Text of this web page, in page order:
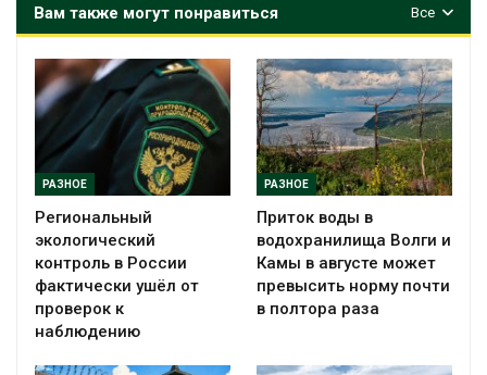
Все
Вам также могут понравиться
РАЗНОЕ
Региональный
экологический
контроль в России
фактически ушёл от
проверок к
наблюдению
РАЗНОЕ
Приток воды в
водохранилища Волги и
Камы в августе может
превысить норму почти
в полтора раза